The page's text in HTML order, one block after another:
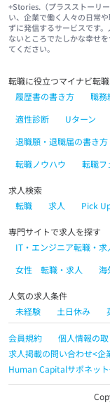
+Stories.（プラスストーリ
い、企業で働く人々の日常
ずに発信するサービスです
ないところでたしかな幸せ
てください。
転職に役立つマイナビ転
履歴書の書き方
職務
適性診断
Uターン
退職願・退職届の書き方
転職ノウハウ
転職フ
求人検索
転職
求人 Pick
専門サイトで求人を探す
IT・エンジニア転職・求
女性 転職・求人
海
人気の求人条件
未経験
土日休み
会員規約 個人情報の
求人掲載の問い合わせ<企
Human Capitalサポネッ